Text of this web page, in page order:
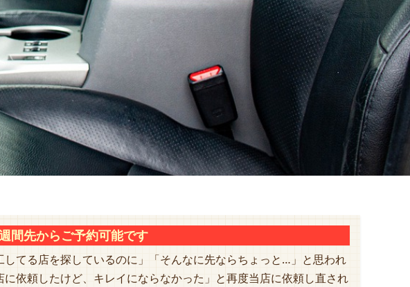
間先からご予約可能です
てる店を探しているのに」「そんなに先ならちょっと…」と思われ
に依頼したけど、キレイにならなかった」と再度当店に依頼し直され